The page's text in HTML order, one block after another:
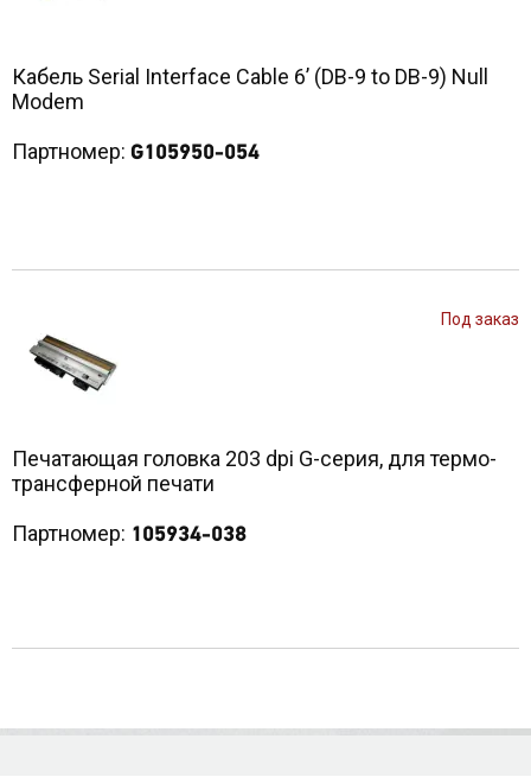
Кабель Serial Interface Cable 6’ (DB-9 to DB-9) Null
Modem
Партномер: G105950-054
Под заказ
Печатающая головка 203 dpi G-серия, для термо-
трансферной печати
Партномер: 105934-038